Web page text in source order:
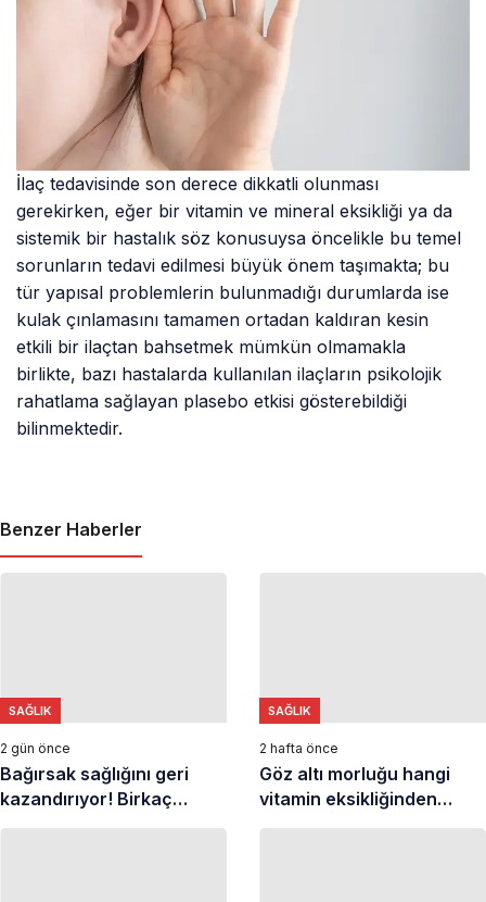
İlaç tedavisinde son derece dikkatli olunması
gerekirken, eğer bir vitamin ve mineral eksikliği ya da
sistemik bir hastalık söz konusuysa öncelikle bu temel
sorunların tedavi edilmesi büyük önem taşımakta; bu
tür yapısal problemlerin bulunmadığı durumlarda ise
kulak çınlamasını tamamen ortadan kaldıran kesin
etkili bir ilaçtan bahsetmek mümkün olmamakla
birlikte, bazı hastalarda kullanılan ilaçların psikolojik
rahatlama sağlayan plasebo etkisi gösterebildiği
bilinmektedir.
Benzer Haberler
SAĞLIK
2 gün önce
Bağırsak sağlığını geri
kazandırıyor! Birkaç
haftada kusursuz sindirim
SAĞLIK
2 hafta önce
Göz altı morluğu hangi
vitamin eksikliğinden
kaynaklanır? Yorgunlukla